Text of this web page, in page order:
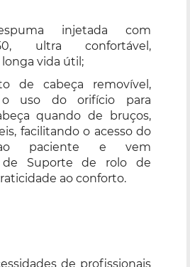
injetada com
ultra confortável,
vida útil;
de cabeça removível,
o uso do orifício para
quando de bruços,
facilitando o acesso do
ao paciente e vem
de Suporte de rolo de
ao conforto.
de profissionais